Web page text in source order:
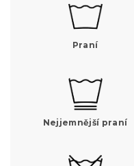
Praní
Nejjemnější praní